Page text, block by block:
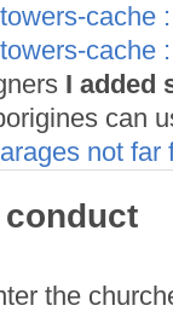
cache
cache
I added
can
not far
the